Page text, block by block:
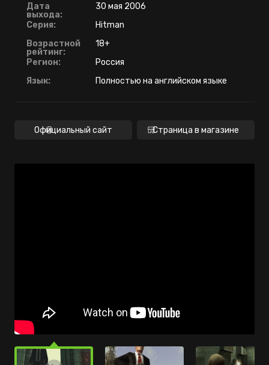
Дата
выхода:
30 мая 2006
Серия:
Hitman
Возрастной
рейтинг:
18+
Регион:
Россия
Язык:
Полностью на английском языке
Официальный сайт Страница в магазине